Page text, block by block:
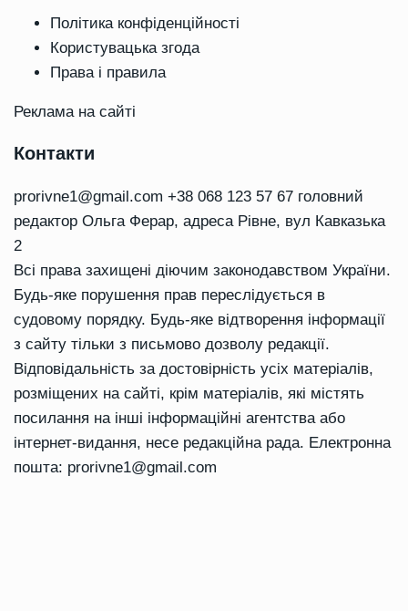
Політика конфіденційності
Користувацька згода
Права і правила
Реклама на сайті
Контакти
prorivne1@gmail.com +38 068 123 57 67 головний
редактор Ольга Ферар, адреса Рівне, вул Кавказька
2
Всі права захищені діючим законодавством України.
Будь-яке порушення прав переслідується в
судовому порядку. Будь-яке відтворення інформації
з сайту тільки з письмово дозволу редакції.
Відповідальність за достовірність усіх матеріалів,
розміщених на сайті, крім матеріалів, які містять
посилання на інші інформаційні агентства або
інтернет-видання, несе редакційна рада. Електронна
пошта: prorivne1@gmail.com